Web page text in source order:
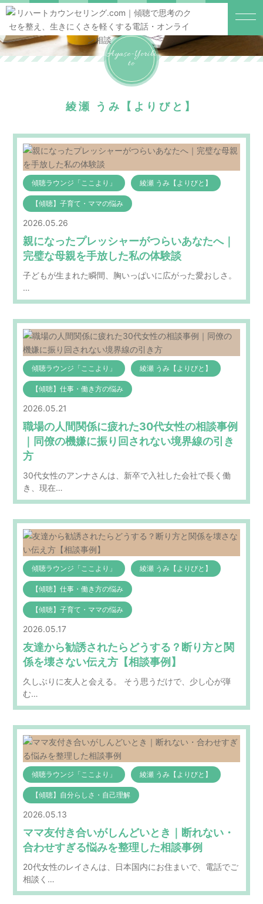
Ayase-Yoribi
To
綾瀬 うみ【よりびと】
傾聴ラウンジ「ここより」 綾瀬 うみ【よりびと】
【傾聴】子育て・ママの悩み
2026.05.26
親になったプレッシャーがつらいあなたへ｜
完璧な母親を手放した私の体験談
子どもが生まれた瞬間、胸いっぱいに広がった愛おしさ。
…
傾聴ラウンジ「ここより」 綾瀬 うみ【よりびと】
【傾聴】仕事・働き方の悩み
2026.05.21
職場の人間関係に疲れた30代女性の相談事例
｜同僚の機嫌に振り回されない境界線の引き
方
30代女性のアンナさんは、新卒で入社した会社で長く働
き、現在…
傾聴ラウンジ「ここより」 綾瀬 うみ【よりびと】
【傾聴】仕事・働き方の悩み
【傾聴】子育て・ママの悩み
2026.05.17
友達から勧誘されたらどうする？断り方と関
係を壊さない伝え方【相談事例】
久しぶりに友人と会える。 そう思うだけで、少し心が弾
む…
傾聴ラウンジ「ここより」 綾瀬 うみ【よりびと】
【傾聴】自分らしさ・自己理解
2026.05.13
ママ友付き合いがしんどいとき｜断れない・
合わせすぎる悩みを整理した相談事例
20代女性のレイさんは、日本国内にお住まいで、電話でご
相談く…